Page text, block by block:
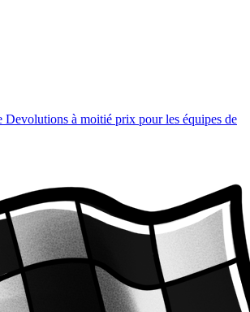
Devolutions à moitié prix pour les équipes de